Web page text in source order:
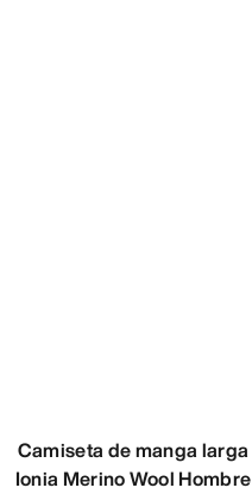
Camiseta de manga larga
Ionia Merino Wool Hombre